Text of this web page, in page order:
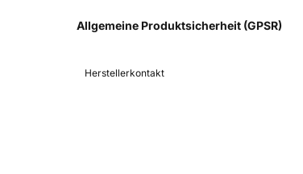
Allgemeine Produktsicherheit (GPSR)
Herstellerkontakt